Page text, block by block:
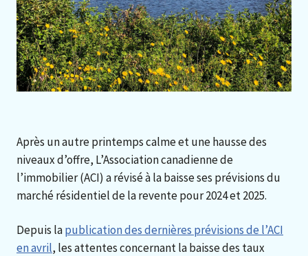
Après un autre printemps calme et une hausse des
niveaux d’offre, L’Association canadienne de
l’immobilier (ACI) a révisé à la baisse ses prévisions du
marché résidentiel de la revente pour 2024 et 2025.
Depuis lapublication des dernières prévisions de l’ACI
en avril, les attentes concernant la baisse des taux